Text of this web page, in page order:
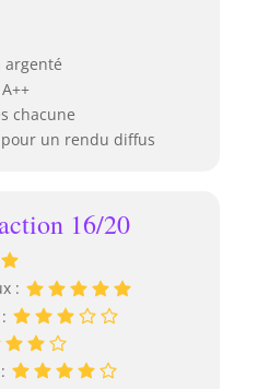
argenté
chacune
pour un rendu diffus
16/20
: